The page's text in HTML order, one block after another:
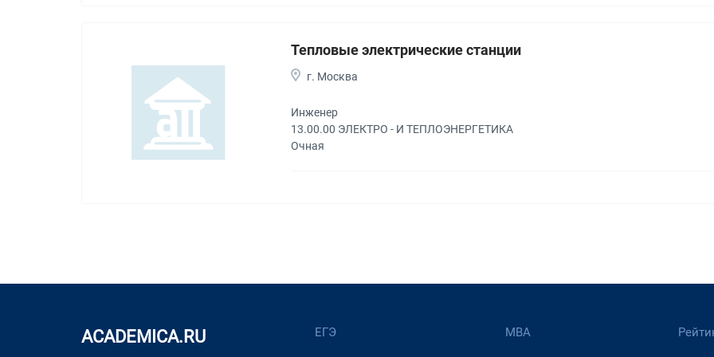
Тепловые электрические станции
г. Москва
Инженер
13.00.00 ЭЛЕКТРО - И ТЕПЛОЭНЕРГЕТИКА
Очная
ACADEMICA.RU ЕГЭ МВА